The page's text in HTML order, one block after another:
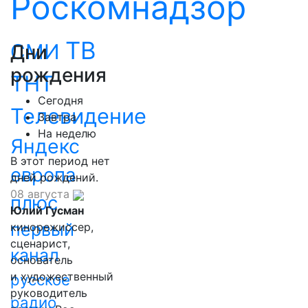
СМИ ТВ
ТНТ
Телевидение
Яндекс
европа
плюс
первый
канал
русское
радио
Дни
рождения
Сегодня
Завтра
На неделю
В этот период нет
дней рождений.
08 августа
Юлий Гусман
кинорежиссер,
сценарист,
основатель
и художественный
руководитель